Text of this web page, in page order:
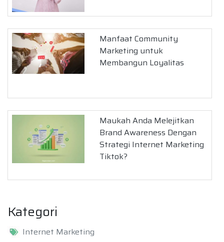
Manfaat Community
Marketing untuk
Membangun Loyalitas
Maukah Anda Melejitkan
Brand Awareness Dengan
Strategi Internet Marketing
Tiktok?
Kategori
Internet Marketing